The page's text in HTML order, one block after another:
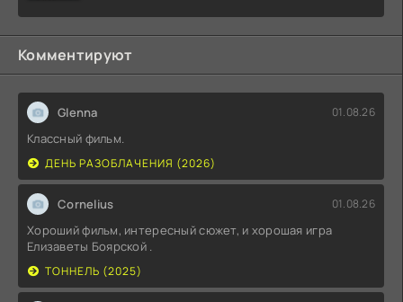
Комментируют
Glenna 01.08.26
Классный фильм.
ДЕНЬ РАЗОБЛАЧЕНИЯ (2026)
Cornelius 01.08.26
Хороший фильм, интересный сюжет, и хорошая игра
Елизаветы Боярской .
ТОННЕЛЬ (2025)